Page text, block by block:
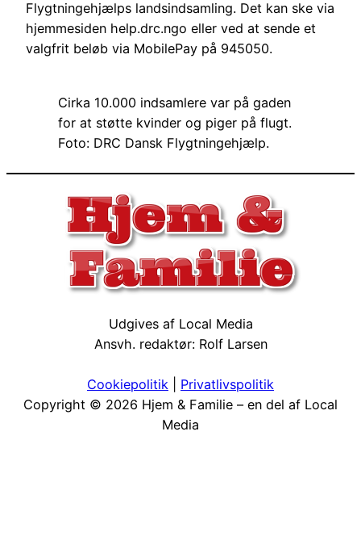
Flygtningehjælps landsindsamling. Det kan ske via
hjemmesiden help.drc.ngo eller ved at sende et
valgfrit beløb via MobilePay på 945050.
Cirka 10.000 indsamlere var på gaden
for at støtte kvinder og piger på flugt.
Foto: DRC Dansk Flygtningehjælp.
Udgives af Local Media
Ansvh. redaktør: Rolf Larsen
Cookiepolitik Privatlivspolitik
Copyright © 2026 Hjem & Familie – en del af Local
Media